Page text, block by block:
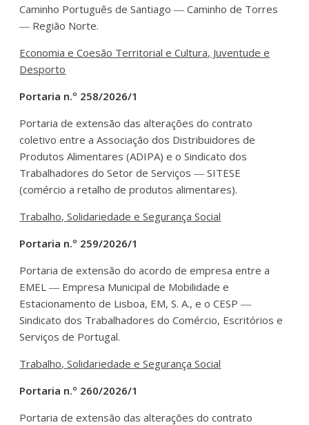
Caminho Português de Santiago ― Caminho de Torres
― Região Norte.
Economia e Coesão Territorial e Cultura, Juventude e
Desporto
Portaria n.º 258/2026/1
Portaria de extensão das alterações do contrato
coletivo entre a Associação dos Distribuidores de
Produtos Alimentares (ADIPA) e o Sindicato dos
Trabalhadores do Setor de Serviços ― SITESE
(comércio a retalho de produtos alimentares).
Trabalho, Solidariedade e Segurança Social
Portaria n.º 259/2026/1
Portaria de extensão do acordo de empresa entre a
EMEL ― Empresa Municipal de Mobilidade e
Estacionamento de Lisboa, EM, S. A., e o CESP ―
Sindicato dos Trabalhadores do Comércio, Escritórios e
Serviços de Portugal.
Trabalho, Solidariedade e Segurança Social
Portaria n.º 260/2026/1
Portaria de extensão das alterações do contrato